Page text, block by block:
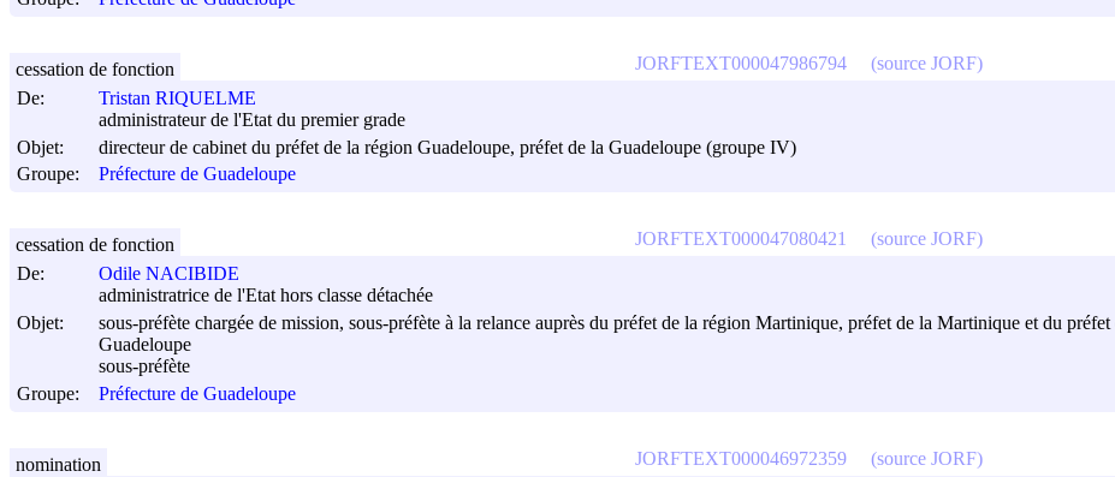
De:
Tristan RIQUELME
administrateur de l'Etat du premier grade
Objet:
directeur de cabinet du préfet de la région Guadeloupe, préfet de la Guadeloupe (groupe IV)
Groupe:
Préfecture de Guadeloupe
JORFTEXT000047986794 (source JORF)
cessation de fonction
De:
Odile NACIBIDE
administratrice de l'Etat hors classe détachée
Objet:
sous-préfète chargée de mission, sous-préfète à la relance auprès du préfet de la région Martinique, préfet de la Martinique et du
Guadeloupe
sous-préfète
Groupe:
Préfecture de Guadeloupe
JORFTEXT000047080421 (source JORF)
cessation de fonction
JORFTEXT000046972359 (source JORF)
nomination